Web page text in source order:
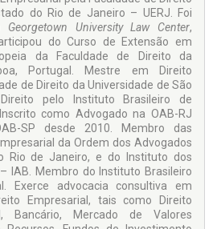
do Rio de Janeiro – UERJ. Foi
Georgetown University Law Center,
do Curso de Extensão em
da Faculdade de Direito da
Portugal. Mestre em Direito
de Direito da Universidade de São
pelo Instituto Brasileiro de
como Advogado na OAB-RJ
SP desde 2010. Membro das
da Ordem dos Advogados
Rio de Janeiro, e do Instituto dos
IAB. Membro do Instituto Brasileiro
Exerce advocacia consultiva em
Empresarial, tais como Direito
Bancário, Mercado de Valores